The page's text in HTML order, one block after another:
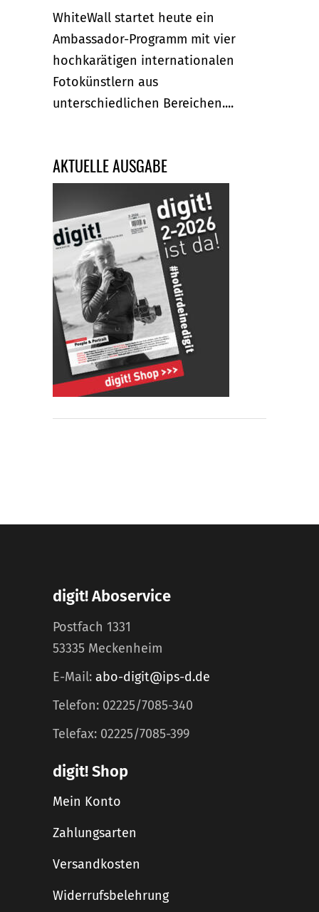
WhiteWall startet heute ein
Ambassador-Programm mit vier
hochkarätigen internationalen
Fotokünstlern aus
unterschiedlichen Bereichen....
AKTUELLE AUSGABE
digit! Aboservice
Postfach 1331
53335 Meckenheim
E-Mail: abo-digit@ips-d.de
Telefon: 02225/7085-340
Telefax: 02225/7085-399
digit! Shop
Mein Konto
Zahlungsarten
Versandkosten
Widerrufsbelehrung